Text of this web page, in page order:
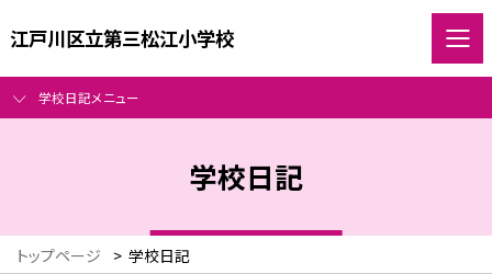
江戸川区立第三松江小学校
学校日記メニュー
学校日記
トップページ > 学校日記